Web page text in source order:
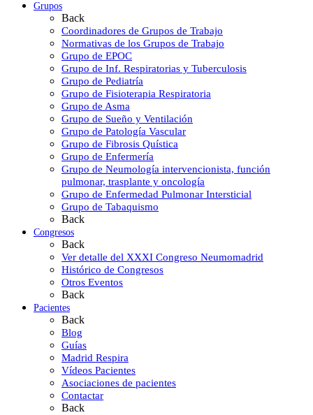
Grupos
Back
Coordinadores de Grupos de Trabajo
Normativas de los Grupos de Trabajo
Grupo de EPOC
Grupo de Inf. Respiratorias y Tuberculosis
Grupo de Pediatría
Grupo de Fisioterapia Respiratoria
Grupo de Asma
Grupo de Sueño y Ventilación
Grupo de Patología Vascular
Grupo de Fibrosis Quística
Grupo de Enfermería
Grupo de Neumología intervencionista, función
pulmonar, trasplante y oncología
Grupo de Enfermedad Pulmonar Intersticial
Grupo de Tabaquismo
Back
Congresos
Back
Ver detalle del XXXI Congreso Neumomadrid
Histórico de Congresos
Otros Eventos
Back
Pacientes
Back
Blog
Guías
Madrid Respira
Vídeos Pacientes
Asociaciones de pacientes
Contactar
Back